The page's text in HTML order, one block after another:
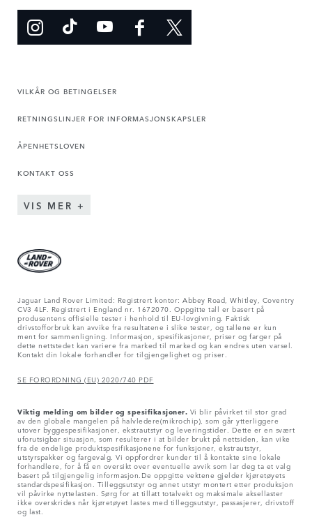
VILKÅR OG BETINGELSER
RETNINGSLINJER FOR INFORMASJONSKAPSLER
ÅPENHETSLOVEN
KONTAKT OSS
VIS MER
Jaguar Land Rover Limited: Registrert kontor: Abbey Road, Whitley, Coventry
CV3 4LF. Registrert i England nr. 1672070. Oppgitte tall er basert på
produsentens offisielle tester i henhold til EU-lovgivning. Faktisk
drivstofforbruk kan avvike fra resultatene i slike tester, og tallene er kun
ment for sammenligning. Informasjon, spesifikasjoner, priser og farger på
dette nettstedet kan variere fra marked til marked og kan endres uten varsel.
Kontakt din lokale forhandler for tilgjengelighet og priser.
SE FORORDNING (EU) 2020/740 PDF
Viktig melding om bilder og spesifikasjoner. Vi blir påvirket til stor grad
av den globale mangelen på halvledere(mikrochip), som går ytterliggere
utover byggespesifikasjoner, ekstrautstyr og leveringstider. Dette er en svært
uforutsigbar situasjon, som resulterer i at bilder brukt på nettsiden, kan vike
fra de endelige produktspesifikasjonene for funksjoner, ekstrautstyr,
utstyrspakker og fargevalg. Vi oppfordrer kunder til å kontakte sine lokale
forhandlere, for å få en oversikt over eventuelle avvik som lar deg ta et valg
basert på tilgjengelig informasjon.De oppgitte vektene gjelder kjøretøyets
standardspesifikasjon. Tilleggsutstyr og annet utstyr montert etter produksjon
vil påvirke nyttelasten. Sørg for at tillatt totalvekt og maksimale aksellaster
ikke overskrides når kjøretøyet lastes med tilleggsutstyr, passasjerer, drivstoff
og last.